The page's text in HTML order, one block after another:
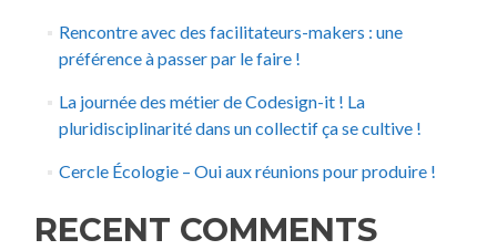
Rencontre avec des facilitateurs-makers : une
préférence à passer par le faire !
La journée des métier de Codesign-it ! La
pluridisciplinarité dans un collectif ça se cultive !
Cercle Écologie – Oui aux réunions pour produire !
RECENT COMMENTS